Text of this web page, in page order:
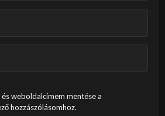
weboldalcímem mentése a
hozzászólásomhoz.